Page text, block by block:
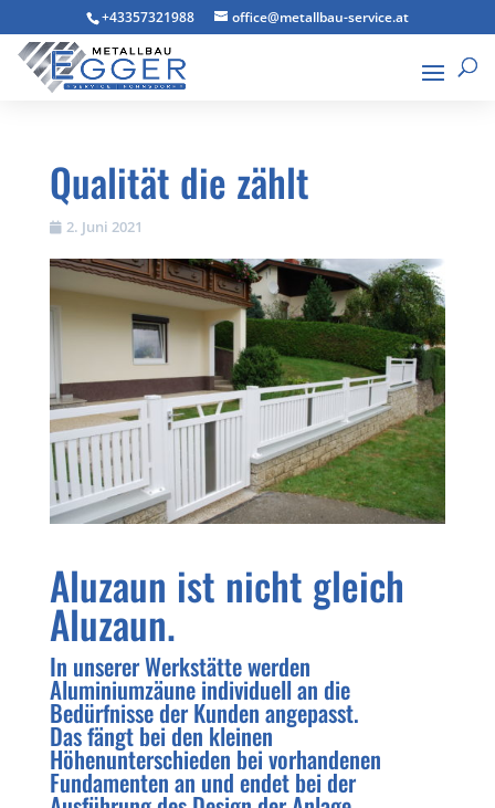
+43357321988 office@metallbau-service.at
Qualität die zählt
2. Juni 2021
Aluzaun ist nicht gleich
Aluzaun.
In unserer Werkstätte werden
Aluminiumzäune individuell an die
Bedürfnisse der Kunden angepasst.
Das fängt bei den kleinen
Höhenunterschieden bei vorhandenen
Fundamenten an und endet bei der